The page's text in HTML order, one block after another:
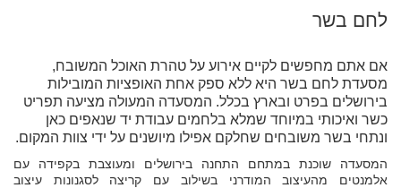
לחם בשר
אם אתם מחפשים לקיים אירוע על טהרת האוכל המשובח,
מסעדת לחם בשר היא ללא ספק אחת האופציות המובילות
בירושלים בפרט ובארץ בכלל. המסעדה המעולה מציעה תפריט
כשר ואיכותי במיוחד שמלא בלחמים עבודת יד שנאפים כאן
ונתחי בשר משובחים שחלקם אפילו מיושנים על ידי צוות המקום.
המסעדה שוכנת במתחם התחנה בירושלים ומעוצבת בקפידה עם
אלמנטים מהעיצוב המודרני בשילוב עם קריצה לסגנונות עיצוב